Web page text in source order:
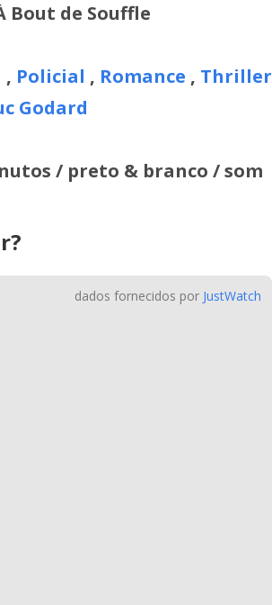
Bout de Souffle
, Policial , Romance , Thriller
Godard
/ preto & branco / som
dados fornecidos por JustWatch